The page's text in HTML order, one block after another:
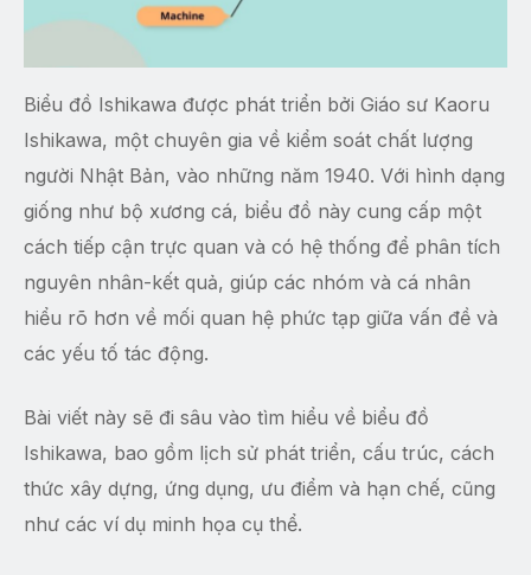
Biểu đồ Ishikawa được phát triển bởi Giáo sư Kaoru
Ishikawa, một chuyên gia về kiểm soát chất lượng
người Nhật Bản, vào những năm 1940. Với hình dạng
giống như bộ xương cá, biểu đồ này cung cấp một
cách tiếp cận trực quan và có hệ thống để phân tích
nguyên nhân-kết quả, giúp các nhóm và cá nhân
hiểu rõ hơn về mối quan hệ phức tạp giữa vấn đề và
các yếu tố tác động.
Bài viết này sẽ đi sâu vào tìm hiểu về biểu đồ
Ishikawa, bao gồm lịch sử phát triển, cấu trúc, cách
thức xây dựng, ứng dụng, ưu điểm và hạn chế, cũng
như các ví dụ minh họa cụ thể.